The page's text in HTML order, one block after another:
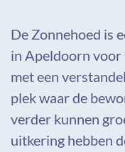
De Zonnehoed is
in Apeldoorn voor
met een
plek waar de
verder kunnen
uitkering hebben